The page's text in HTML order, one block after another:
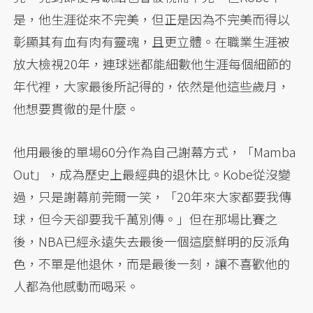
是，他生涯從來不完美，但正是因為不完美而得以
彰顯其有血有肉有靈魂，且更立體。在職業生涯被
放大檢視20年，連球迷都能細數他生涯每個細節的
年代裡，大家最後所記得的，依然是他這些歲月，
他想要貫徹的是什麼。
他用最後的單場60分作為自己謝幕方式，「Mamba
Out」，成為歷史上最經典的退休比。Kobe從沒變
過，只是謝幕前莞爾一笑，「20年來大家都要我傳
球，但今天卻要我千萬別傳。」但在那場比賽之
後，NBA已經永遠失去最後一個這麼鮮明的反派角
色，不單是他退休，而是最後一刻，讓不喜歡他的
人都為他感動而喝采。